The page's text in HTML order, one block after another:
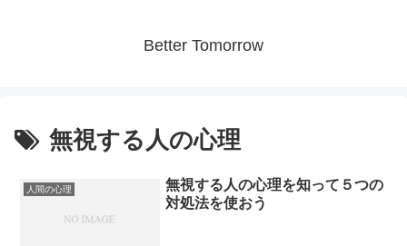
Better Tomorrow
無視する人の心理
人間の心理
無視する人の心理を知って５つの
対処法を使おう